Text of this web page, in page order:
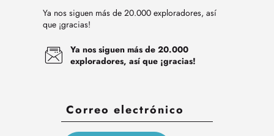
Ya nos siguen más de 20.000 exploradores, así
que ¡gracias!
Ya nos siguen más de 20.000
exploradores, así que ¡gracias!